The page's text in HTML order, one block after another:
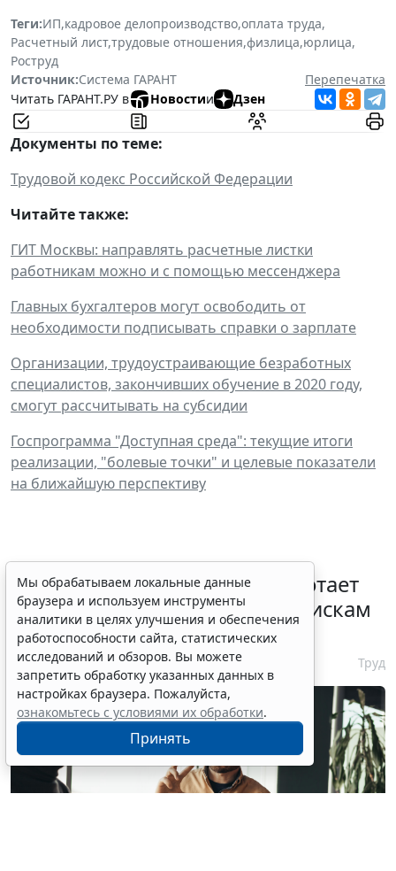
Теги:ИП,кадровое делопроизводство,оплата труда,
Расчетный лист,трудовые отношения,физлица,юрлица,
Роструд
Источник:Система ГАРАНТ
Перепечатка
Читать ГАРАНТ.РУ в
Новостии Дзен
Документы по теме:
Трудовой кодекс Российской Федерации
Читайте также:
ГИТ Москвы: направлять расчетные листки
работникам можно и с помощью мессенджера
Главных бухгалтеров могут освободить от
необходимости подписывать справки о зарплате
Организации, трудоустраивающие безработных
специалистов, закончивших обучение в 2020 году,
смогут рассчитывать на субсидии
Госпрограмма "Доступная среда": текущие итоги
реализации, "болевые точки" и целевые показатели
на ближайшую перспективу
С 1 февраля 2027 года заработает
ГОСТ по психосоциальным рискам
на рабочем месте
7 августа 2026 17:11 Труд
Мы обрабатываем локальные данные
браузера и используем инструменты
аналитики в целях улучшения и обеспечения
работоспособности сайта, статистических
исследований и обзоров. Вы можете
запретить обработку указанных данных в
настройках браузера. Пожалуйста,
ознакомьтесь с условиями их обработки.
Принять